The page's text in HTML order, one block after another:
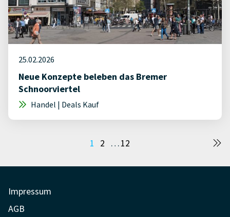
25.02.2026
Neue Konzepte beleben das Bremer
Schnoorviertel
Handel | Deals Kauf
Seitennummerierung
1 2 …12
Impressum
AGB